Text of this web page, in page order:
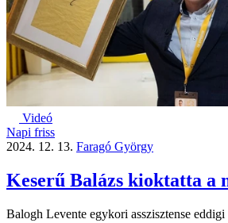
Videó
Napi friss
2024. 12. 13. Faragó György
Keserű Balázs kioktatta a
Balogh Levente egykori asszisztense